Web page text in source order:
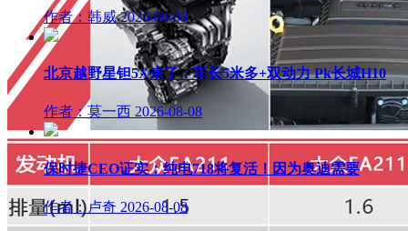
作者：韩威 2026-08-08
北京越野星钽5X来了：车长5米多+双动力 Pk长城H10
作者：莫一西 2026-08-08
保时捷CEO证实：纯电718将复活！因为奥迪需要
作者：卢奇 2026-08-08